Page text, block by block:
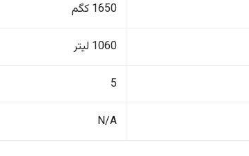
1650 کگم
1060 لیتر
5
N/A